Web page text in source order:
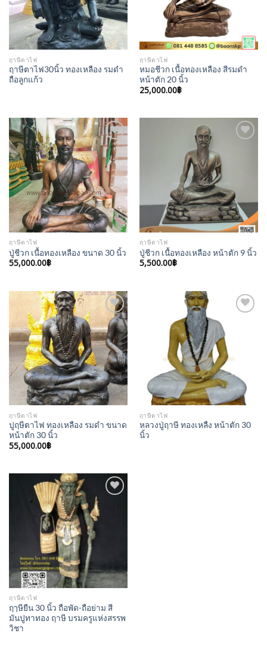
ฤาษีตาไฟ
ฤาษีตาไฟ30นิ้ว ทองเหลือง รมดำ
ถือลูกแก้ว
ฤาษีตาไฟ
หมอชีวก เนื้อทองเหลือง สีรมดำ
หน้าตัก 20 นิ้ว
25,000.00฿
Add to
Wishlist
ฤาษีตาไฟ
ปู่ชีวก เนื้อทองเหลือง ขนาด 30 นิ้ว
55,000.00฿
ฤาษีตาไฟ
ปู่ชีวก เนื้อทองเหลือง หน้าตัก 9 นิ้ว
5,500.00฿
Add to
Wishlist
ฤาษีตาไฟ
ปูฤษีตาไฟ ทองเหลือง รมดำ ขนาด
หน้าตัก 30 นิ้ว
55,000.00฿
ฤาษีตาไฟ
หลวงปู่ฤาษี ทองเหลืง หน้าตัก 30
นิ้ว
Add to
Wishlist
ฤาษีตาไฟ
ฤๅษียืน 30 นิ้ว ถือพัด-ถือย่าม สี
มันปูทาทอง ฤาษี บรมครูแห่งสรรพ
วิชา